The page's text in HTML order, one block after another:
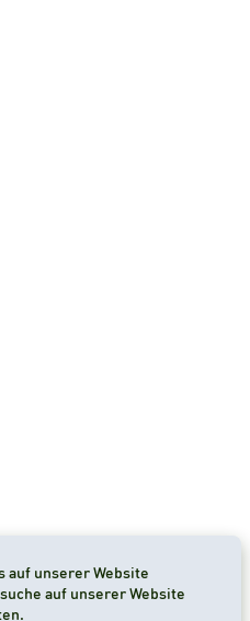
Rechte vorbehalten.
auf unserer Website
auf unserer Website